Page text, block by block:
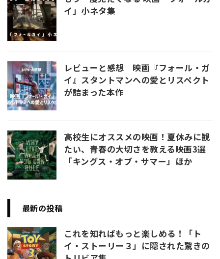
イ」小ネタ集
レビューと感想 映画『フォール・ガ
イ』スタントマンへの愛とリスペクト
が詰まった本作
高校生にオススメの映画！夏休みに観
たい、青春の大切さを教える映画3選
「キングス・オブ・サマー」ほか
最新の投稿
これを知ればもっと楽しめる！「ト
イ・ストーリー３」に隠された驚きの